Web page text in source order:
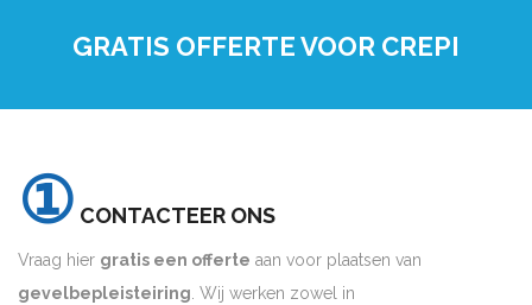
GRATIS OFFERTE VOOR CREPI
① CONTACTEER ONS
Vraag hier gratis een offerte aan voor plaatsen van
gevelbepleisteiring. Wij werken zowel in